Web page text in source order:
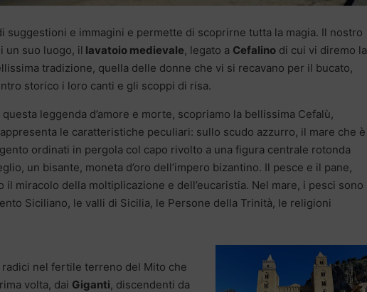
suggestioni e immagini e permette di scoprirne tutta la magia. Il nostro
un suo luogo, il lavatoio medievale, legato a Cefalino di cui vi diremo la
tradizione, quella delle donne che vi si recavano per il bucato,
storico i loro canti e gli scoppi di risa.
leggenda d’amore e morte, scopriamo la bellissima Cefalù,
le caratteristiche peculiari: sullo scudo azzurro, il mare che è
ordinati in pergola col capo rivolto a una figura centrale rotonda
un bisante, moneta d’oro dell’impero bizantino. Il pesce e il pane,
miracolo della moltiplicazione e dell’eucaristia. Nel mare, i pesci sono
Siciliano, le valli di Sicilia, le Persone della Trinità, le religioni
nel fertile terreno del Mito che
volta, dai Giganti, discendenti da